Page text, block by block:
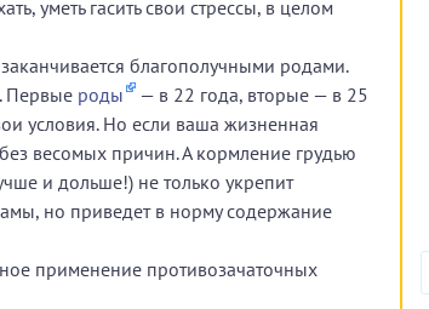
уметь гасить свои стрессы, в целом
благополучными родами.
Первые роды
— в 22 года, вторые — в 25
условия. Но если ваша жизненная
весомых причин. А кормление грудью
и дольше!) не только укрепит
но приведет в норму содержание
применение противозачаточных